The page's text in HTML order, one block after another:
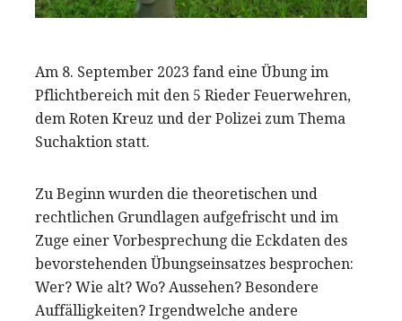
Am 8. September 2023 fand eine Übung im
Pflichtbereich mit den 5 Rieder Feuerwehren,
dem Roten Kreuz und der Polizei zum Thema
Suchaktion statt.
Zu Beginn wurden die theoretischen und
rechtlichen Grundlagen aufgefrischt und im
Zuge einer Vorbesprechung die Eckdaten des
bevorstehenden Übungseinsatzes besprochen:
Wer? Wie alt? Wo? Aussehen? Besondere
Auffälligkeiten? Irgendwelche andere